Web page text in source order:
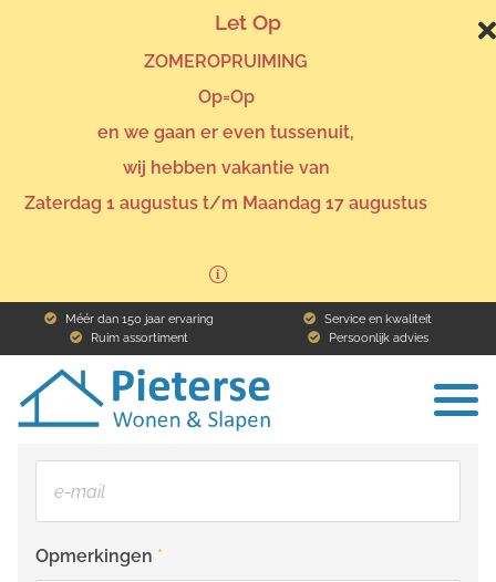
Méér dan 150 jaar ervaring
Ruim assortiment
Service en kwaliteit
Persoonlijk advies
Let Op
ZOMEROPRUIMING
Op=Op
en we gaan er even tussenuit,
wij hebben vakantie van
Zaterdag 1 augustus t/m Maandag 17 augustus
Assortiment Ik ben geïnteresseerd
Naam
Opmerkingen